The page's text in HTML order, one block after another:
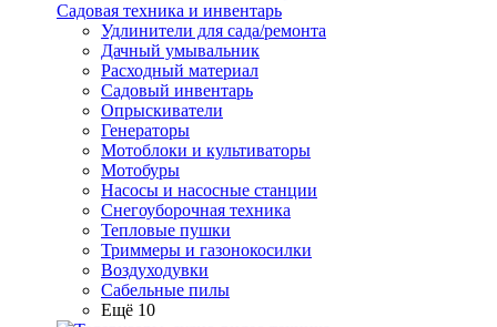
Садовая техника и инвентарь
Удлинители для сада/ремонта
Дачный умывальник
Расходный материал
Садовый инвентарь
Опрыскиватели
Генераторы
Мотоблоки и культиваторы
Мотобуры
Насосы и насосные станции
Снегоуборочная техника
Тепловые пушки
Триммеры и газонокосилки
Воздуходувки
Сабельные пилы
Ещё 10